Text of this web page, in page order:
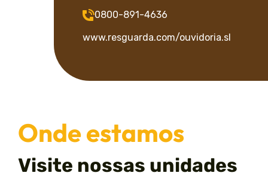
0800-891-4636
www.resguarda.com/ouvidoria.sl
Onde estamos
Visite nossas unidades